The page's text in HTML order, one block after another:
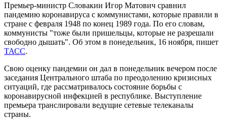
Премьер-министр Словакии Игор Матович сравнил
пандемию коронавируса с коммунистами, которые правили в
стране с февраля 1948 по конец 1989 года. По его словам,
коммунисты "тоже были пришельцы, которые не разрешали
свободно дышать". Об этом в понедельник, 16 ноября, пишет
ТАСС.
Свою оценку пандемии он дал в понедельник вечером после
заседания Центрального штаба по преодолению кризисных
ситуаций, где рассматривалось состояние борьбы с
коронавирусной инфекцией в республике. Выступление
премьера транслировали ведущие сетевые телеканалы
страны.